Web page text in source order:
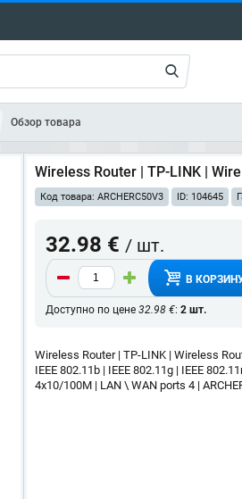
Обзор товара
Wireless Router | TP-LINK |
Код товара: ARCHERC50V3 ID: 104645
32.98 € / шт.
В
Доступно по цене 32.98 €: 2 шт.
Wireless Router | TP-LINK | Wireless
IEEE 802.11b | IEEE 802.11g | IEEE
4x10/100M | LAN \ WAN ports 4 |